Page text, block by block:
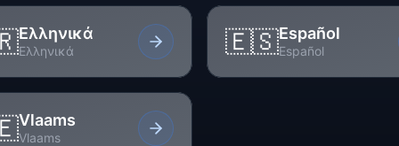
Ελληνικά
Ελληνικά 🇪🇸Español
Español
Vlaams
Vlaams